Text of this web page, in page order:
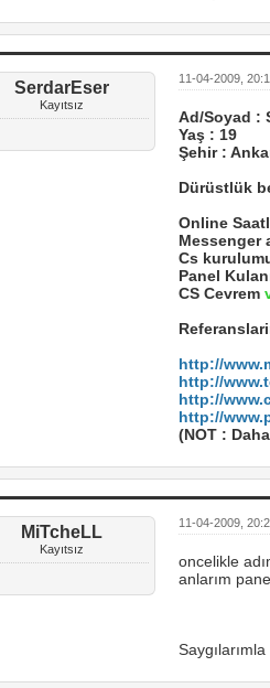
SerdarEser
Kayıtsız
11-04-2009,
Ad/Soyad :
Yaş : 19
Şehir :
Dürüstlük
Online
Messenger
Cs
Panel
CS Cevrem
http://
http://
http://
http://
(NOT :
MiTcheLL
Kayıtsız
11-04-2009,
oncelikle
anlarım
Saygılarımla